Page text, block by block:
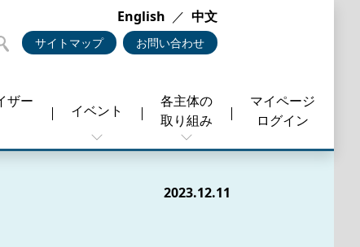
English ／ 中文
サイトマップ お問い合わせ
ザー
イベント
各主体の
取り組み
マイページ
ログイン
2023.12.11